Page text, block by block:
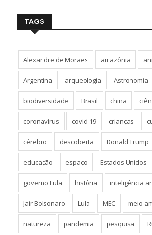
TAGS
Alexandre de Moraes amazônia
Argentina arqueologia Astronomia
biodiversidade Brasil china
coronavírus covid-19 crianças
cérebro descoberta Donald Trump
educação espaço Estados Unidos
governo Lula história inteligência
Jair Bolsonaro Lula MEC meio
natureza pandemia pesquisa